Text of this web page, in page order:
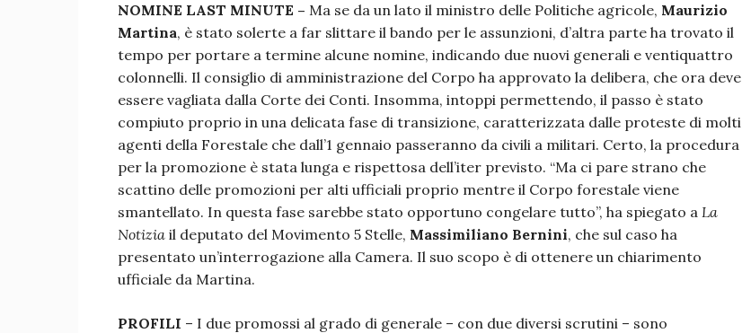
NOMINE LAST MINUTE – Ma se da un lato il ministro delle Politiche agricole, Maurizio
Martina, è stato solerte a far slittare il bando per le assunzioni, d’altra parte ha trovato il
tempo per portare a termine alcune nomine, indicando due nuovi generali e ventiquattro
colonnelli. Il consiglio di amministrazione del Corpo ha approvato la delibera, che ora deve
essere vagliata dalla Corte dei Conti. Insomma, intoppi permettendo, il passo è stato
compiuto proprio in una delicata fase di transizione, caratterizzata dalle proteste di molti
agenti della Forestale che dall’1 gennaio passeranno da civili a militari. Certo, la procedura
per la promozione è stata lunga e rispettosa dell’iter previsto. “Ma ci pare strano che
scattino delle promozioni per alti ufficiali proprio mentre il Corpo forestale viene
smantellato. In questa fase sarebbe stato opportuno congelare tutto”, ha spiegato a La
Notizia il deputato del Movimento 5 Stelle, Massimiliano Bernini, che sul caso ha
presentato un’interrogazione alla Camera. Il suo scopo è di ottenere un chiarimento
ufficiale da Martina.
PROFILI – I due promossi al grado di generale – con due diversi scrutini – sono